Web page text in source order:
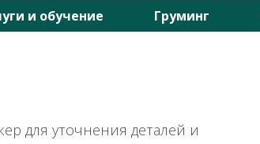
и обучение Груминг
для уточнения деталей и